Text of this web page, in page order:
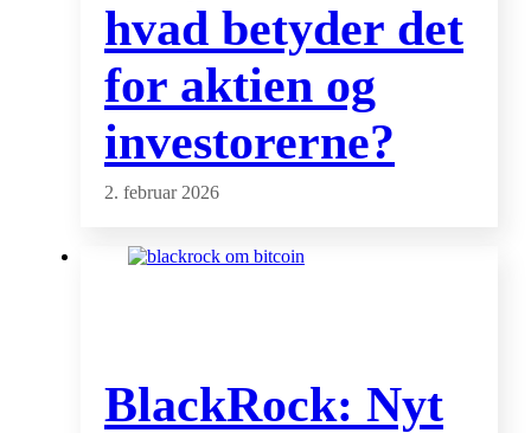
hvad betyder det
for aktien og
investorerne?
2. februar 2026
BlackRock: Nyt